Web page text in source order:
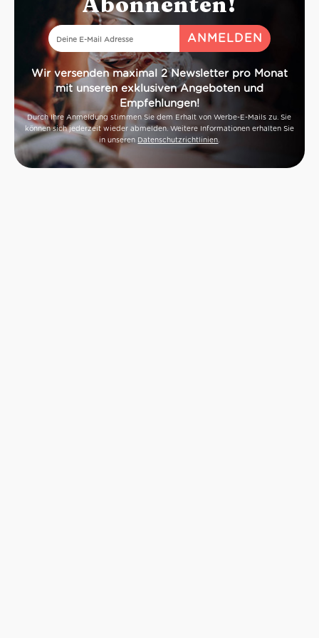
Wir versenden maximal 2 Newsletter pro Monat
mit unseren exklusiven Angeboten und
Empfehlungen!
Durch Ihre Anmeldung stimmen Sie dem Erhalt von Werbe-E-Mails zu. Sie
können sich jederzeit wieder abmelden. Weitere Informationen erhalten Sie
in unseren Datenschutzrichtlinien